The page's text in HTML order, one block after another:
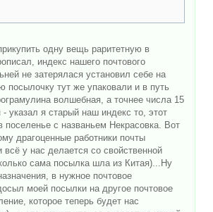
одну вещь раритетную в
индекс нашего почтового
не затерялася установил себе на
тут же упаковали и в путь
волшебная, а точнее числа 15
указал я старый наш индекс то, этот
с названьем Некрасовка. Вот
драгоценные работники почты
у нас делается со свойственной
сама посылка шла из Китая)...Ну
в нужное почтовое
моей посылки на другое почтовое
которое теперь будет нас